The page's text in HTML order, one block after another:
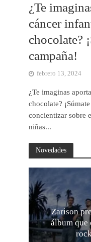
¿Te
cáncer
chocolate?
campaña!
febrero 13, 2024
¿Te imaginas
chocolate?
concientizar sobre
niñas...
Novedades
Zarison
álbum que